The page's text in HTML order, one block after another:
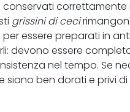
conservati correttamente
grissini di ceci
essere preparati in
devono essere
nel tempo. Se
ben dorati e privi di